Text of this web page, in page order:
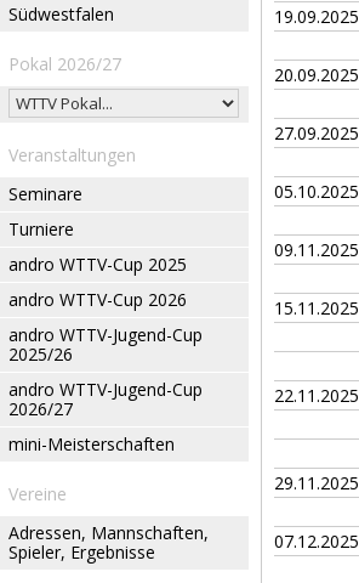
Südwestfalen
Pokal 2026/27
Veranstaltungen
Seminare
Turniere
andro WTTV-Cup 2025
andro WTTV-Cup 2026
andro WTTV-Jugend-Cup
2025/26
andro WTTV-Jugend-Cup
2026/27
mini-Meisterschaften
Vereine
Adressen, Mannschaften,
Spieler, Ergebnisse
19.09.2025
20.09.2025
27.09.2025
05.10.2025
09.11.2025
15.11.2025
22.11.2025
29.11.2025
07.12.2025